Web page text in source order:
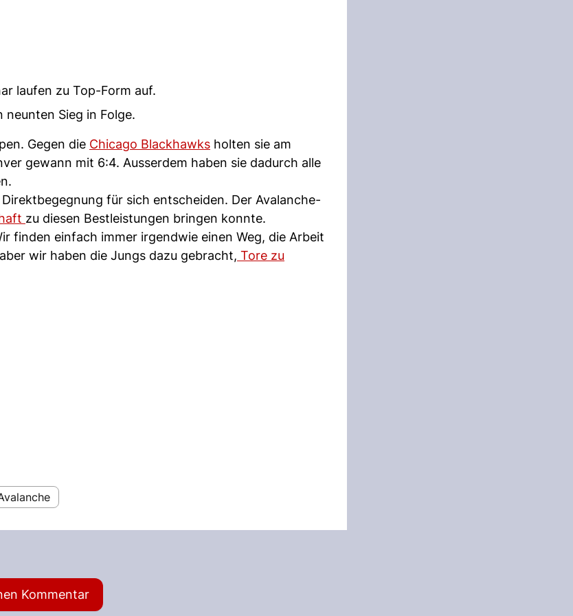
laufen zu Top-Form auf.
neunten Sieg in Folge.
Gegen die Chicago Blackhawks holten sie am
gewann mit 6:4. Ausserdem haben sie dadurch alle
für sich entscheiden. Der Avalanche-
zu diesen Bestleistungen bringen konnte.
finden einfach immer irgendwie einen Weg, die Arbeit
wir haben die Jungs dazu gebracht, Tore zu
Kommentar